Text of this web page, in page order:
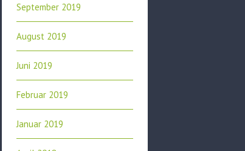
September 2019
August 2019
Juni 2019
Februar 2019
Januar 2019